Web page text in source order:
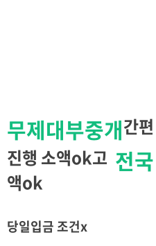
무제대부중개
전국
간편
진행 소액ok고
액ok
당일입금 조건x